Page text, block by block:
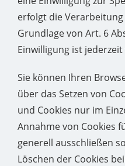
erfolgt die
Grundlage von Art. 6
Einwilligung ist
Sie können Ihren
über das Setzen von
und Cookies nur im
Annahme von Cookies
generell ausschließen
Löschen der Cookies